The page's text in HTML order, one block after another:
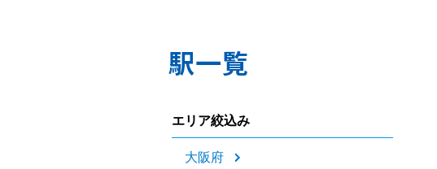
駅一覧
エリア絞込み
大阪府